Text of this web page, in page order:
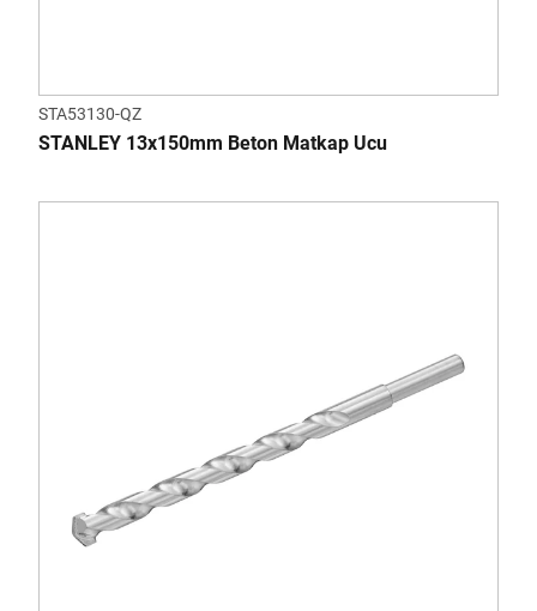
STA53130-QZ
STANLEY 13x150mm Beton Matkap Ucu